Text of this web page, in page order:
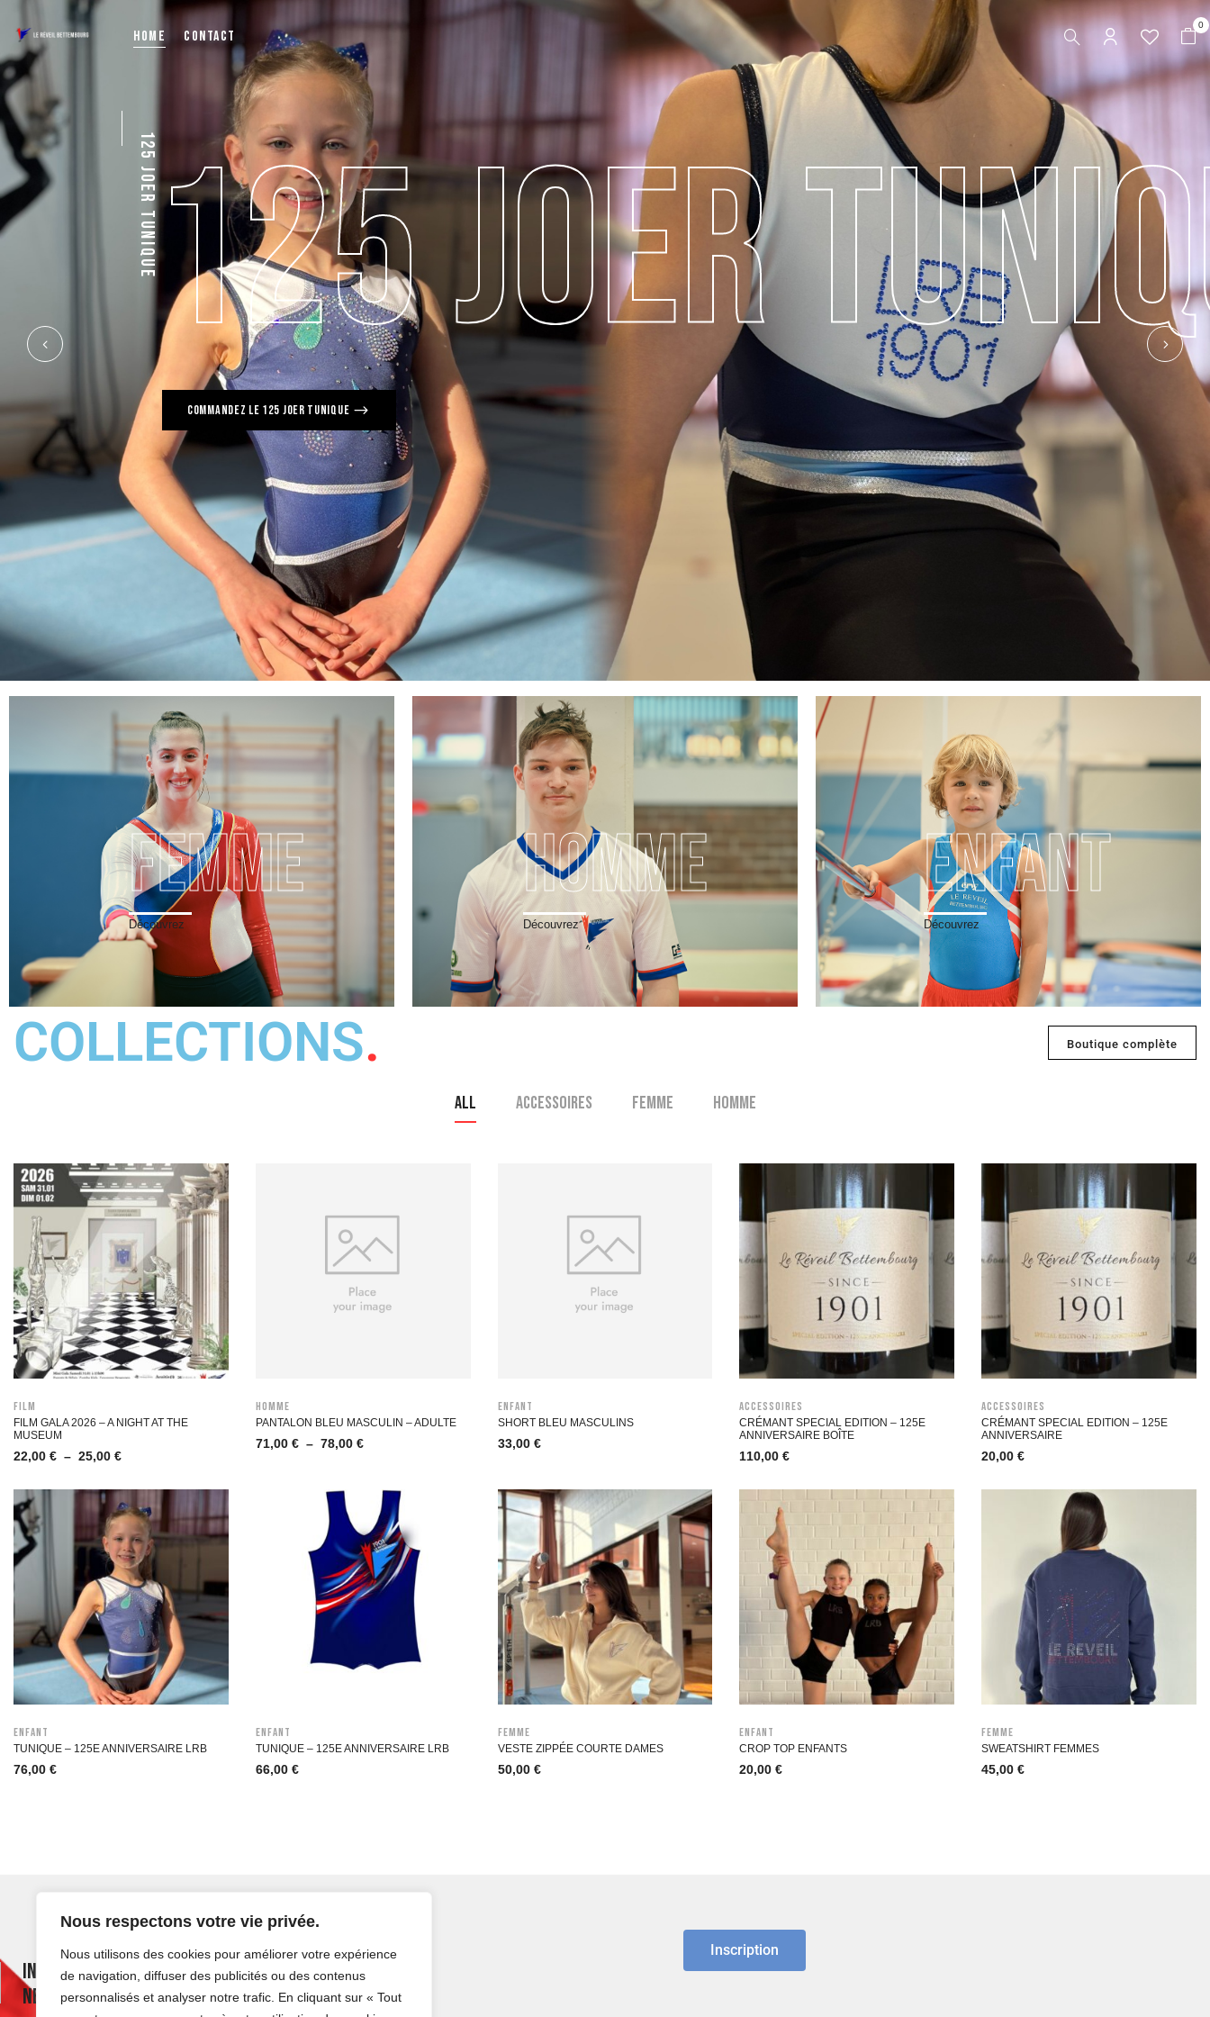
Nous respectons votre vie privée.
Nous utilisons des cookies pour améliorer votre expérience
de navigation, diffuser des publicités ou des contenus
personnalisés et analyser notre trafic. En cliquant sur « Tout
Home Contact
0
125 JOER TUNIQUE125JOERTUNIQ
COMMANDEZ LE 125 JOER TUNIQUE
Femme
Découvrez
Homme
Découvrez
Enfant
Découvrez
COLLECTIONS. Boutique complète
ALL ACCESSOIRES FEMME HOMME
Film
FILM GALA 2026 – A NIGHT AT THE
MUSEUM
22,00 € – 25,00 €
Homme
PANTALON BLEU MASCULIN – ADULTE
71,00 € – 78,00 €
Enfant
SHORT BLEU MASCULINS
33,00 €
Accessoires
CRÉMANT SPECIAL EDITION – 125E
ANNIVERSAIRE BOÎTE
110,00€
Accessoires
CRÉMANT SPECIAL EDITION – 125E
ANNIVERSAIRE
20,00€
Enfant
TUNIQUE – 125E ANNIVERSAIRE LRB
76,00 €
Enfant
TUNIQUE – 125E ANNIVERSAIRE LRB
66,00 €
Femme
VESTE ZIPPÉE COURTE DAMES
50,00 €
Enfant
CROP TOP ENFANTS
20,00€
Femme
SWEATSHIRT FEMMES
45,00€
Inscrivez-vous à notre
Newsletter
Inscription